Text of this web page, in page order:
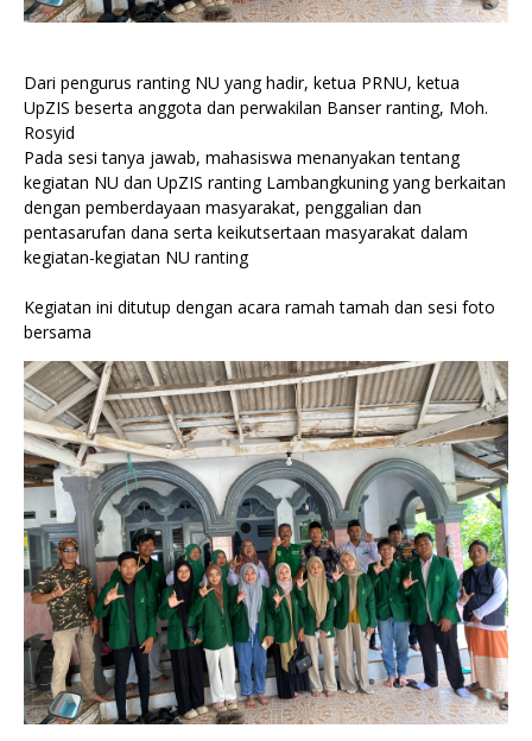
Dari pengurus ranting NU yang hadir, ketua PRNU, ketua
UpZIS beserta anggota dan perwakilan Banser ranting, Moh.
Rosyid
Pada sesi tanya jawab, mahasiswa menanyakan tentang
kegiatan NU dan UpZIS ranting Lambangkuning yang berkaitan
dengan pemberdayaan masyarakat, penggalian dan
pentasarufan dana serta keikutsertaan masyarakat dalam
kegiatan-kegiatan NU ranting
Kegiatan ini ditutup dengan acara ramah tamah dan sesi foto
bersama